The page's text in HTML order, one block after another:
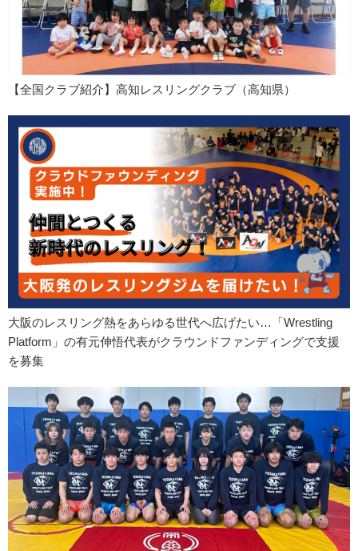
【全国クラブ紹介】高知レスリングクラブ（高知県）
大阪のレスリング熱をあらゆる世代へ広げたい…「Wrestling
Platform」の有元伸悟代表がクラウンドファンディングで支援
を募集